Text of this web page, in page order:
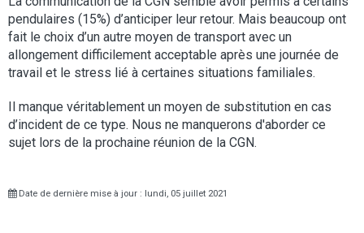
pendulaires (15%) d’anticiper leur retour. Mais beaucoup ont
fait le choix d’un autre moyen de transport avec un
allongement difficilement acceptable après une journée de
travail et le stress lié à certaines situations familiales.
Il manque véritablement un moyen de substitution en cas
d’incident de ce type. Nous ne manquerons d'aborder ce
sujet lors de la prochaine réunion de la CGN.
Date de dernière mise à jour : lundi, 05 juillet 2021